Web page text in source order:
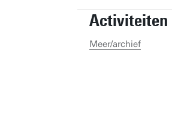
Activiteiten
Meer/archief